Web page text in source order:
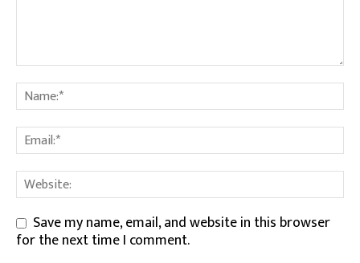
Save my name, email, and website in this browser
for the next time I comment.